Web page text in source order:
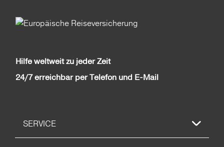
Hilfe weltweit zu jeder Zeit
24/7 erreichbar per Telefon und E-Mail
SERVICE